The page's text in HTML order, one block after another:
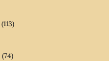
(113)
(74)